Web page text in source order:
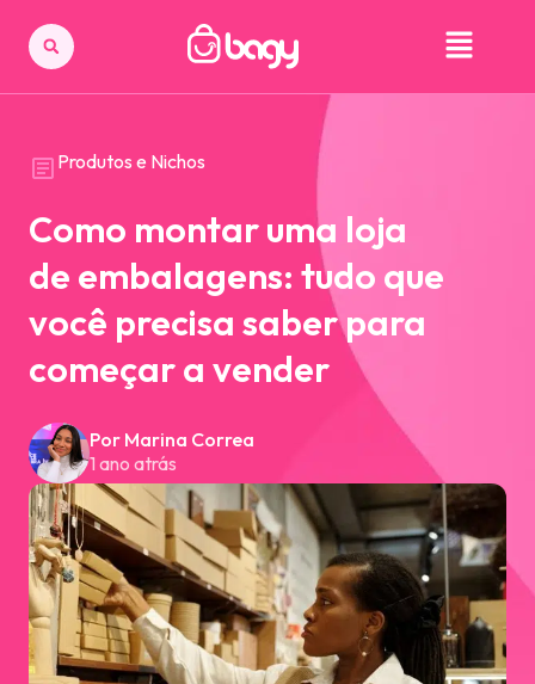
Produtos e Nichos
Como montar uma loja
de embalagens: tudo que
você precisa saber para
começar a vender
Por Marina Correa
1 ano atrás